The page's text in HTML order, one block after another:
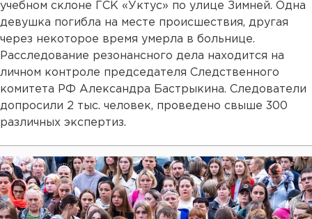
учебном склоне ГСК «Уктус» по улице Зимней. Одна
девушка погибла на месте происшествия, другая
через некоторое время умерла в больнице.
Расследование резонансного дела находится на
личном контроле председателя Следственного
комитета РФ Александра Бастрыкина. Следователи
допросили 2 тыс. человек, проведено свыше 300
различных экспертиз.